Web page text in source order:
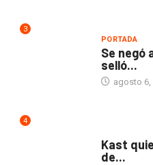
3
PORTADA
Se negó
selló...
agosto 6,
4
Kast
de...